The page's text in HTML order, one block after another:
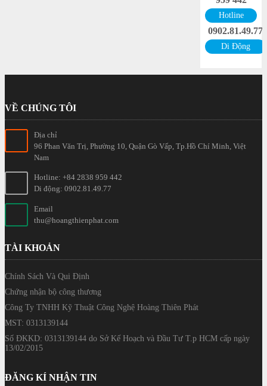
Hotline
0902.81.49.77
Di Động
VỀ CHÚNG TÔI
Địa chỉ
96 Phan Văn Trị, Phường 10, Quận Gò Vấp, Tp.Hồ Chí Minh, Việt
Nam
Hotline: +84 2838 959 442
Di động: 0902.81.49.77
Email
thu@hoangthienphat.com
TÀI KHOẢN
Chính Sách Và Qui Định
Chứng nhận bộ công thương
Công Ty TNHH Kỹ Thuật Công Nghệ Hoàng Thiên Phát
MST: 0313139144
Số ĐKKD: 0313139144 do Sở Kế Hoạch và Đầu Tư T.p HCM cấp ngày
13/02/2015
ĐĂNG KÍ NHẬN TIN